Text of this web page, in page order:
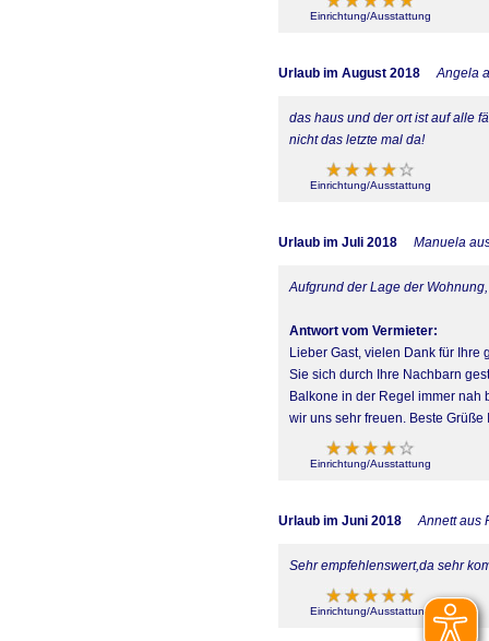
Einrichtung/Ausstattung
Urlaub im August 2018 Angela
das haus und der ort ist auf alle
nicht das letzte mal da!
Einrichtung/Ausstattung
Urlaub im Juli 2018 Manuela
Aufgrund der Lage der
Antwort vom Vermieter:
Lieber Gast, vielen Dank für Ihre
Sie sich durch Ihre Nachbarn
Balkone in der Regel immer nah
wir uns sehr freuen. Beste Grüße
Einrichtung/Ausstattung
Urlaub im Juni 2018 Annett aus
Sehr empfehlenswert,da sehr
Einrichtung/Ausstattung